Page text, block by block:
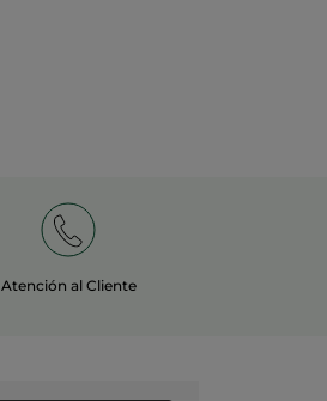
Atención al Cliente